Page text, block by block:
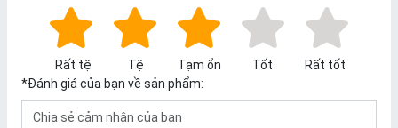
Rất tệ Tệ Tạm ổn Tốt
Rất tốt
*Đánh giá của bạn về sản phẩm: